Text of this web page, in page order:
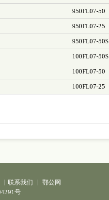
950FL07-50
950FL07-25
950FL07-50S
100FL07-50S
100FL07-50
100FL07-25
联系我们
鄂公网
号